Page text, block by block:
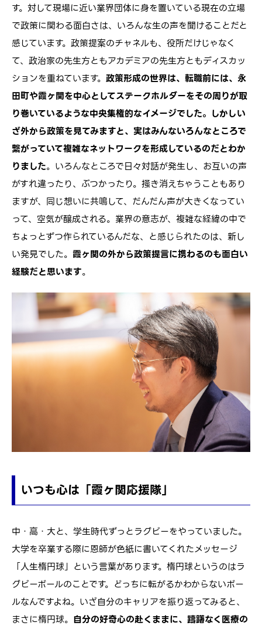
す。対して現場に近い業界団体に身を置いている現在の立場
で政策に関わる面白さは、いろんな生の声を聞けることだと
感じています。政策提案のチャネルも、役所だけじゃなく
て、政治家の先生方ともアカデミアの先生方ともディスカッ
ションを重ねています。 政策形成の世界は、転職前には、永
田町や霞ヶ関を中心としてステークホルダーをその周りが取
り巻いているような中央集権的なイメージでした。しかしい
ざ外から政策を見てみますと、実はみんないろんなところで
繋がっていて複雑なネットワークを形成しているのだとわか
りました。いろんなところで日々対話が発生し、お互いの声
がすれ違ったり、ぶつかったり。掻き消えちゃうこともあり
ますが、同じ想いに共鳴して、だんだん声が大きくなってい
って、空気が醸成される。業界の意志が、複雑な経緯の中で
ちょっとずつ作られているんだな、と感じられたのは、新し
い発見でした。 霞ヶ関の外から政策提言に携わるのも面白い
経験だと思います。
いつも心は「霞ヶ関応援隊」
中・高・大と、学生時代ずっとラグビーをやっていました。
大学を卒業する際に恩師が色紙に書いてくれたメッセージ
「人生楕円球」という言葉があります。楕円球というのはラ
グビーボールのことです。どっちに転がるかわからないボー
ルなんですよね。いざ自分のキャリアを振り返ってみると、
まさに楕円球。 自分の好奇心の赴くままに、躊躇なく医療の